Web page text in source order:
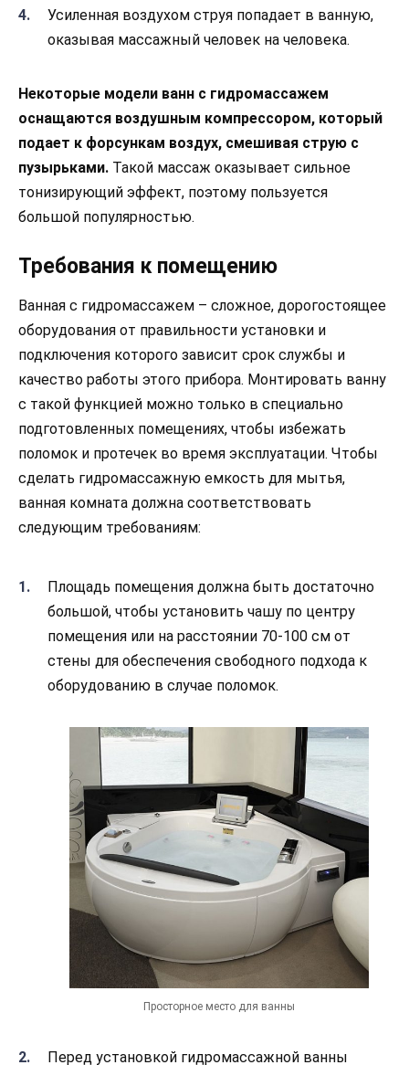
Усиленная воздухом струя попадает в ванную,
оказывая массажный человек на человека.
Некоторые модели ванн с гидромассажем
оснащаются воздушным компрессором, который
подает к форсункам воздух, смешивая струю с
пузырьками. Такой массаж оказывает сильное
тонизирующий эффект, поэтому пользуется
большой популярностью.
Требования к помещению
Ванная с гидромассажем – сложное, дорогостоящее
оборудования от правильности установки и
подключения которого зависит срок службы и
качество работы этого прибора. Монтировать ванну
с такой функцией можно только в специально
подготовленных помещениях, чтобы избежать
поломок и протечек во время эксплуатации. Чтобы
сделать гидромассажную емкость для мытья,
ванная комната должна соответствовать
следующим требованиям:
Площадь помещения должна быть достаточно
большой, чтобы установить чашу по центру
помещения или на расстоянии 70-100 см от
стены для обеспечения свободного подхода к
оборудованию в случае поломок.
Просторное место для ванны
Перед установкой гидромассажной ванны